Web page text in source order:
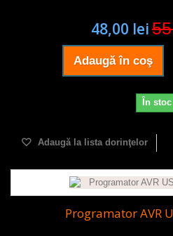
48,00 lei
Adaugă în coş
În stoc
Adaugă la lista dorinţelor
Programator AVR